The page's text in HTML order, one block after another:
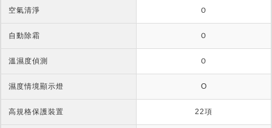
空氣清淨 Ｏ
自動除霜 Ｏ
溫濕度偵測 Ｏ
濕度情境顯示燈 O
高規格保護裝置 22項